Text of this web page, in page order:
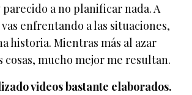
parecido a no planificar nada. A
enfrentando a las situaciones,
historia. Mientras más al azar
cosas, mucho mejor me resultan.
videos bastante elaborados.